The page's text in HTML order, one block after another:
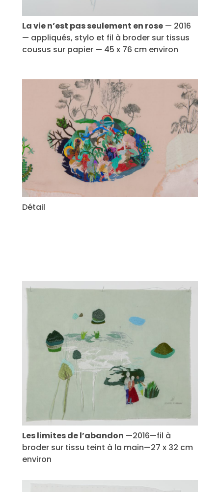
La vie n’est pas seulement en rose— 2016
— appliqués, stylo et fil à broder sur tissus
cousus sur papier — 45 x 76 cm environ
Détail
Les limites de l’abandon —2016—fil à
broder sur tissu teint à la main—27 x 32 cm
environ